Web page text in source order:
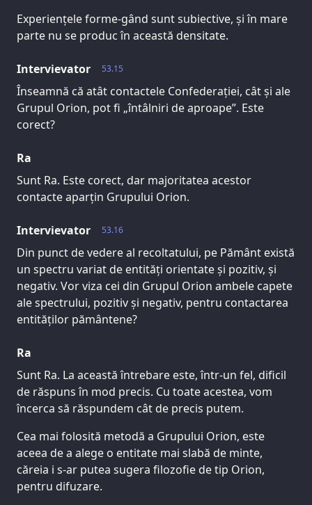
Experiențele forme-gând sunt subiective, și în mare
parte nu se produc în această densitate.
53.15
Intervievator
Înseamnă că atât contactele Confederației, cât și ale
Grupul Orion, pot fi „întâlniri de aproape”. Este
corect?
Ra
Sunt Ra. Este corect, dar majoritatea acestor
contacte aparțin Grupului Orion.
53.16
Intervievator
Din punct de vedere al recoltatului, pe Pământ există
un spectru variat de entități orientate și pozitiv, și
negativ. Vor viza cei din Grupul Orion ambele capete
ale spectrului, pozitiv și negativ, pentru contactarea
entităților pământene?
Ra
Sunt Ra. La această întrebare este, într-un fel, dificil
de răspuns în mod precis. Cu toate acestea, vom
încerca să răspundem cât de precis putem.
Cea mai folosită metodă a Grupului Orion, este
aceea de a alege o entitate mai slabă de minte,
căreia i s-ar putea sugera filozofie de tip Orion,
pentru difuzare.